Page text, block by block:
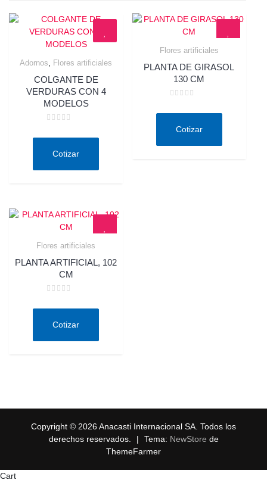
Adornos, Flores artificiales
COLGANTE DE
VERDURAS CON 4
MODELOS
deCotizar
Flores artificiales
PLANTA DE GIRASOL
130 CM
deCotizar
Flores artificiales
PLANTA ARTIFICIAL, 102
CM
deCotizar
Copyright © 2026 Anacasti Internacional SA. Todos los
derechos reservados.
| Tema: NewStore de
ThemeFarmer
Cart